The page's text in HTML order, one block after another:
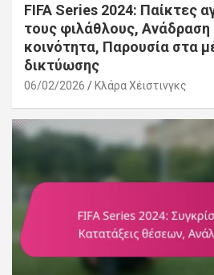
FIFA Series 2024: Παίκτες
τους φιλάθλους, Ανάδραση
κοινότητα, Παρουσία στα
δικτύωσης
06/02/2026 Κλάρα Χέιστινγκς